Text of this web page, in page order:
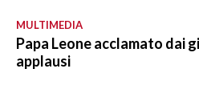
MULTIMEDIA
Papa Leone acclamato dai
applausi